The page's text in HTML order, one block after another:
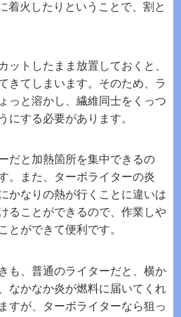
着火したりということで、割と
ットしたまま放置しておくと、
きてしまいます。そのため、ラ
っと溶かし、繊維同士をくっつ
にする必要があります。
だと加熱箇所を集中できるの
。また、ターボライターの炎
かなりの熱が行くことに違いは
ることができるので、作業しや
とができて便利です。
も、普通のライターだと、横か
なかなか炎が燃料に届いてくれ
すが、ターボライターなら狙っ